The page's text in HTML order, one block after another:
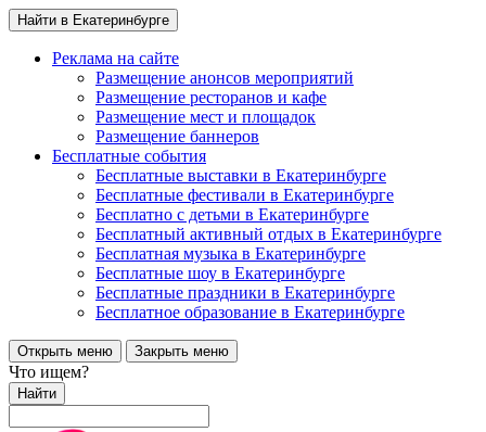
Найти в Екатеринбурге
Реклама на сайте
Размещение анонсов мероприятий
Размещение ресторанов и кафе
Размещение мест и площадок
Размещение баннеров
Бесплатные события
Бесплатные выставки в Екатеринбурге
Бесплатные фестивали в Екатеринбурге
Бесплатно с детьми в Екатеринбурге
Бесплатный активный отдых в Екатеринбурге
Бесплатная музыка в Екатеринбурге
Бесплатные шоу в Екатеринбурге
Бесплатные праздники в Екатеринбурге
Бесплатное образование в Екатеринбурге
Открыть меню Закрыть меню
Что ищем?
Найти